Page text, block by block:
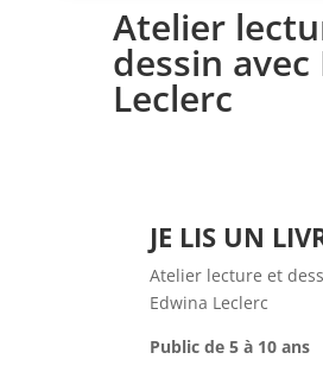
Atelier
dessin avec
Leclerc
JE LIS UN
Atelier lecture et
Edwina Leclerc
Public de 5 à 10 ans